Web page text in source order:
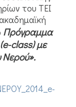
του ΤΕΙ
Πρόγραμμα
class) με
Νερού».